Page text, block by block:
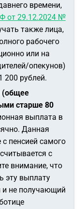
времени,
от 29.12.2024 №
также лица,
рабочего
или на
опекунов)
200 рублей.
(общее
старше 80
выплата в
Данная
пенсией самого
с
внимание, что
эту выплату
не получающий